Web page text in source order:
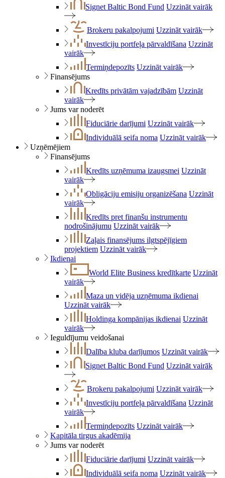
Signet Baltic Bond Fund Uzzināt vairāk
Brokeru pakalpojumi Uzzināt vairāk
Investīciju portfeļa pārvaldīšana Uzzināt
vairāk
Termiņdepozīts Uzzināt vairāk
Finansējums
Kredīts privātām vajadzībām Uzzināt
vairāk
Jums var noderēt
Fiduciārie darījumi Uzzināt vairāk
Individuālā seifa noma Uzzināt vairāk
Uzņēmējiem
Finansējums
Kredīts uzņēmuma izaugsmei Uzzināt
vairāk
Obligāciju emisiju organizēšana Uzzināt
vairāk
Kredīts pret finanšu instrumentu
nodrošinājumu Uzzināt vairāk
Zaļais finansējums ilgtspējīgiem
projektiem Uzzināt vairāk
Ikdienai
World Elite Business kredītkarte Uzzināt
vairāk
Maza un vidēja uzņēmuma ikdienai
Uzzināt vairāk
Holdinga kompānijas ikdienai Uzzināt
vairāk
Ieguldījumu veidošanai
Dalība kluba darījumos Uzzināt vairāk
Signet Baltic Bond Fund Uzzināt vairāk
Brokeru pakalpojumi Uzzināt vairāk
Investīciju portfeļa pārvaldīšana Uzzināt
vairāk
Termiņdepozīts Uzzināt vairāk
Kapitāla tirgus akadēmija
Jums var noderēt
Fiduciārie darījumi Uzzināt vairāk
Individuālā seifa noma Uzzināt vairāk